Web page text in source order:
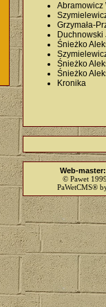
Abramowicz
Grzymała-
Duchnowski
Śnieżko
Śnieżko
Śnieżko
Kronika
Web-
© Pawet
PaWetCMS®